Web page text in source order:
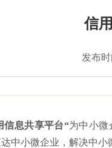
信
发布时
信息共享平台“为中小微
中小微企业，解决中小